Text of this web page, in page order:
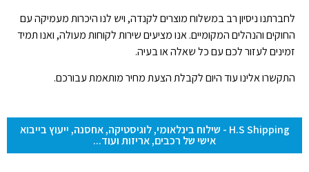
לחברתנו ניסיון רב במשלוח מוצרים לקנדה, ויש לנו היכרות מעמיקה עם
החוקים והנהלים המקומיים. אנו מציעים שירות לקוחות מעולה, ואנו תמיד
זמינים לעזור לכם עם כל שאלה או בעיה.
התקשרו אלינו עוד היום לקבלת הצעת מחיר מותאמת עבורכם.
H.S Shipping - שילוח בינלאומי, לוגיסטיקה, אחסנה, ייעוץ בייבוא
אישי של רכבים, אריזות ועוד...